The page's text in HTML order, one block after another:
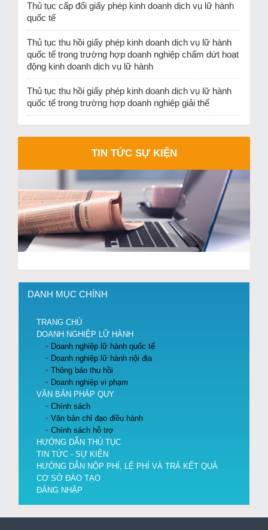
Thủ tục cấp đổi giấy phép kinh doanh dịch vụ lữ hành
quốc tế
Thủ tục thu hồi giấy phép kinh doanh dịch vụ lữ hành
quốc tế trong trường hợp doanh nghiệp chấm dứt hoạt
động kinh doanh dịch vụ lữ hành
Thủ tục thu hồi giấy phép kinh doanh dịch vụ lữ hành
quốc tế trong trường hợp doanh nghiệp giải thể
TIN TỨC SỰ KIỆN
DANH MỤC CHÍNH
TRANG CHỦ
DOANH NGHIỆP LỮ HÀNH
Doanh nghiệp lữ hành quốc tế
Doanh nghiệp lữ hành nội địa
Thông báo thu hồi
Doanh nghiệp vi phạm
VĂN BẢN PHÁP QUY
Chính sách
Văn bản chỉ đạo điều hành
Chính sách hỗ trợ
HƯỚNG DẪN THỦ TỤC
TIN TỨC - SỰ KIỆN
HƯỚNG DẪN NỘP PHÍ, LỆ PHÍ VÀ TRẢ KẾT QUẢ
CƠ SỞ ĐÀO TẠO
ĐĂNG NHẬP